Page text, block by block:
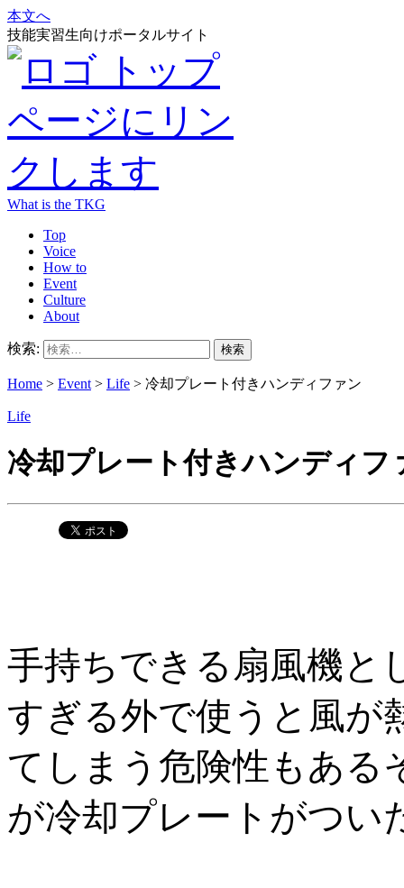
本文へ
技能実習生向けポータルサイト
What is the TKG
Top
Voice
How to
Event
Culture
About
検索:
Home > Event > Life > 冷却プレート付きハンディファン
Life
冷却プレート付きハンディフ
手持ちできる扇風機と
すぎる外で使うと風が
てしまう危険性もある
が冷却プレートがつい